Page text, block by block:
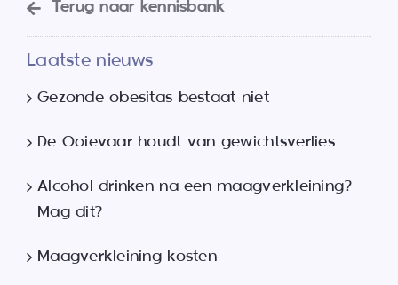
Terug naar kennisbank
Laatste nieuws
Gezonde obesitas bestaat niet
De Ooievaar houdt van gewichtsverlies
Alcohol drinken na een maagverkleining?
Mag dit?
Maagverkleining kosten